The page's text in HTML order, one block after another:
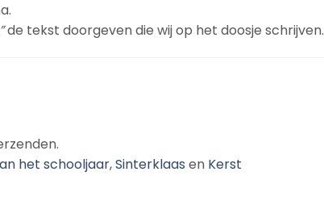
de tekst doorgeven die wij op het doosje schrijven.
het schooljaar,Sinterklaas en Kerst